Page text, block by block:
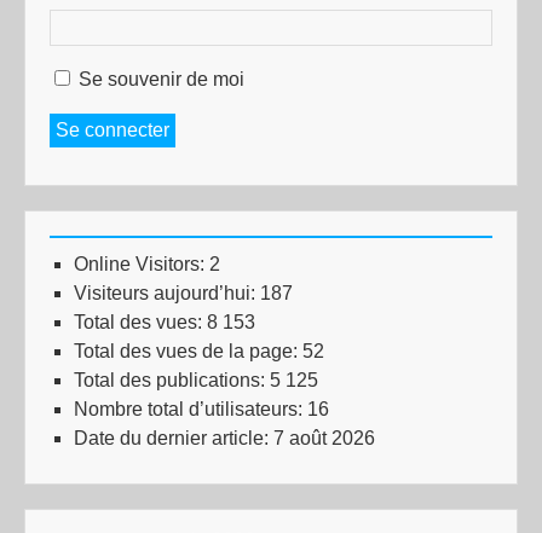
Se souvenir de moi
Se connecter
Online Visitors: 2
Visiteurs aujourd’hui: 187
Total des vues: 8 153
Total des vues de la page: 52
Total des publications: 5 125
Nombre total d’utilisateurs: 16
Date du dernier article: 7 août 2026